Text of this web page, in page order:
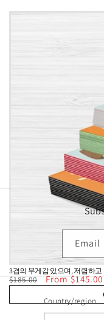
n
3겹의 무게감 있으며, 저렴하
Regular
price
$185.00 Sale
price
From $145.00
Email
Country/region